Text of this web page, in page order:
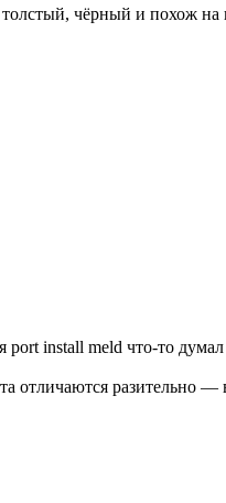
чёрный и похож
install meld что-то
разительно